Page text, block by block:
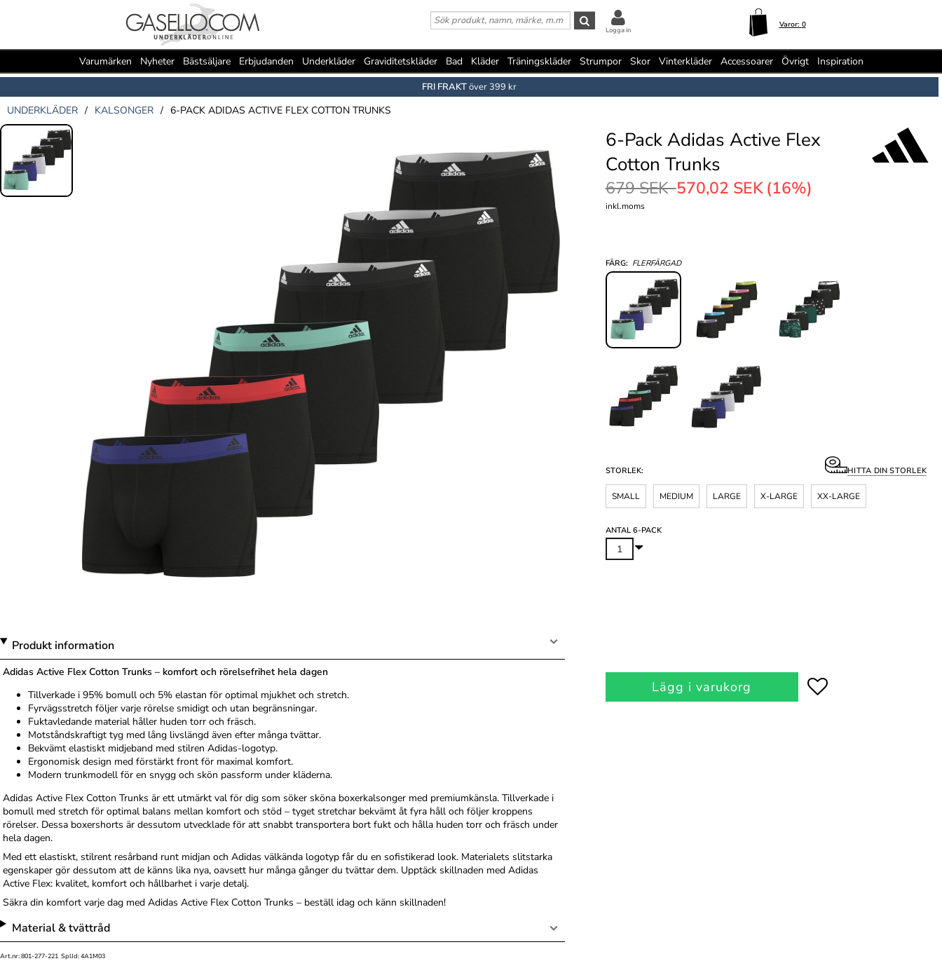
Varor: 0
Logga in
Varumärken Nyheter Bästsäljare Erbjudanden Underkläder Graviditetskläder Bad Kläder Träningskläder Strumpor Skor Vinterkläder Accessoarer Övrigt Inspiration
FRI FRAKTöver 399 kr
UNDERKLÄDER / KALSONGER / 6-PACK ADIDAS ACTIVE FLEX COTTON TRUNKS
6-Pack Adidas Active Flex
Cotton Trunks
679 SEK570,02 SEK (16%)
inkl.moms
FÄRG: FLERFÄRGAD
STORLEK: HITTA DIN STORLEK
SMALL MEDIUM LARGE X-LARGE XX-LARGE
ANTAL 6-PACK
Lägg i varukorg
Produkt information
Adidas Active Flex Cotton Trunks – komfort och rörelsefrihet hela dagen
Tillverkade i 95% bomull och 5% elastan för optimal mjukhet och stretch.
Fyrvägsstretch följer varje rörelse smidigt och utan begränsningar.
Fuktavledande material håller huden torr och fräsch.
Motståndskraftigt tyg med lång livslängd även efter många tvättar.
Bekvämt elastiskt midjeband med stilren Adidas-logotyp.
Ergonomisk design med förstärkt front för maximal komfort.
Modern trunkmodell för en snygg och skön passform under kläderna.
Adidas Active Flex Cotton Trunks är ett utmärkt val för dig som söker sköna boxerkalsonger med premiumkänsla. Tillverkade i
bomull med stretch för optimal balans mellan komfort och stöd – tyget stretchar bekvämt åt fyra håll och följer kroppens
rörelser. Dessa boxershorts är dessutom utvecklade för att snabbt transportera bort fukt och hålla huden torr och fräsch under
hela dagen.
Med ett elastiskt, stilrent resårband runt midjan och Adidas välkända logotyp får du en sofistikerad look. Materialets slitstarka
egenskaper gör dessutom att de känns lika nya, oavsett hur många gånger du tvättar dem. Upptäck skillnaden med Adidas
Active Flex: kvalitet, komfort och hållbarhet i varje detalj.
Säkra din komfort varje dag med Adidas Active Flex Cotton Trunks – beställ idag och känn skillnaden!
Material & tvättråd
Art.nr: 801-277-221 SplId: 4A1M03